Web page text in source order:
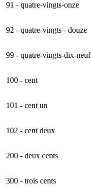
91 - quatre-vingts-onze
92 - quatre-vingts - douze
99 - quatre-vingts-dix-neuf
100 - cent
101 - cent un
102 - cent deux
200 - deux cents
300 - trois cents